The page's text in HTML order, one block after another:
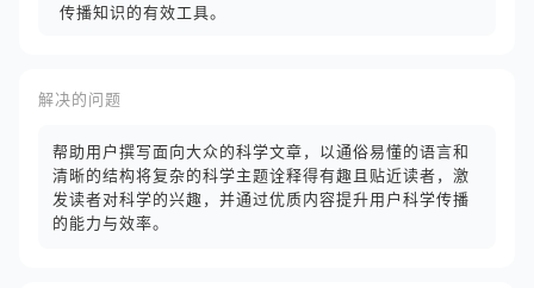
传播知识的有效工具。
解决的问题
帮助用户撰写面向大众的科学文章，以通俗易懂的语言和
清晰的结构将复杂的科学主题诠释得有趣且贴近读者，激
发读者对科学的兴趣，并通过优质内容提升用户科学传播
的能力与效率。